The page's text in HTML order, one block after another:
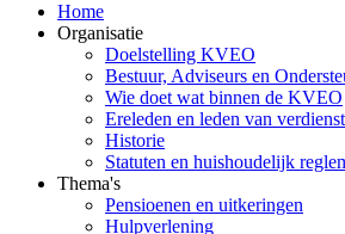
Home
Organisatie
Doelstelling KVEO
Bestuur, Adviseurs en
Wie doet wat binnen de KVEO
Ereleden en leden van
Historie
Statuten en huishoudelijk
Thema's
Pensioenen en uitkeringen
Hulpverlening